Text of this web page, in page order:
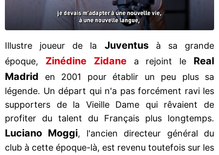
Illustre joueur de la Juventus
à sa grande
époque,
Zinédine Zidanea rejoint le Real
Madrid en 2001 pour établir un peu plus sa
légende. Un départ qui n'a pas forcément ravi les
supporters de la Vieille Dame qui rêvaient de
profiter du talent du Français plus longtemps.
Luciano Moggi, l'ancien directeur général du
club à cette époque-là, est revenu toutefois sur les